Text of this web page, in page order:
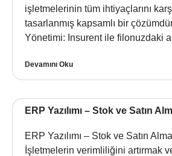
işletmelerinin tüm ihtiyaçlarını
tasarlanmış kapsamlı bir
Yönetimi: Insurent ile filonuzdaki
Devamını Oku
ERP Yazılımı – Stok ve Satın
ERP Yazılımı – Stok ve Satın
İşletmelerin verimliliğini artırmak